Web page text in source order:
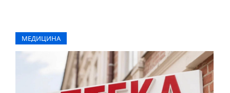
МЕДИЦИНА